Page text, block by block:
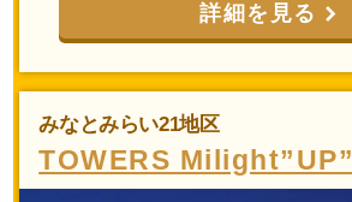
詳細を見る
みなとみらい21地区
TOWERS Milight”UP”